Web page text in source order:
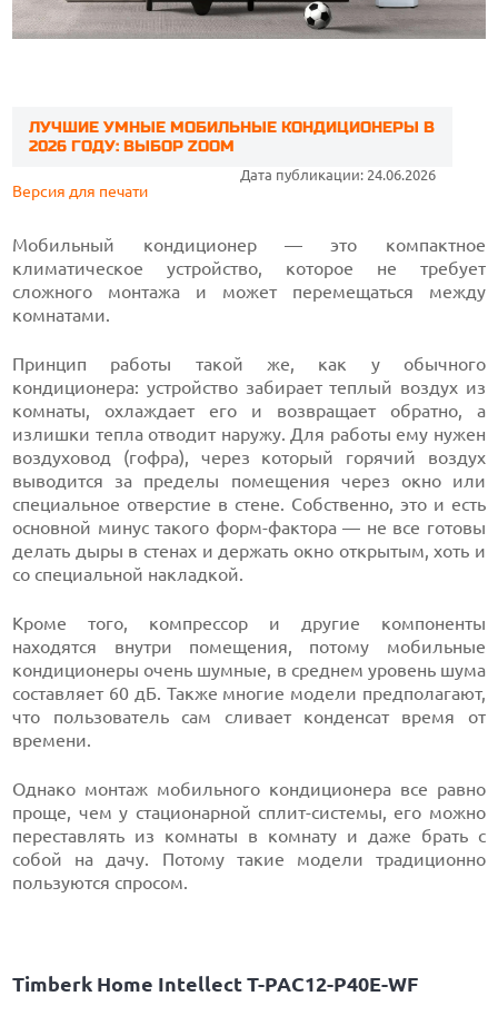
ЛУЧШИЕ УМНЫЕ МОБИЛЬНЫЕ КОНДИЦИОНЕРЫ В
2026 ГОДУ: ВЫБОР ZOOM
Дата публикации: 24.06.2026
Версия для печати
Мобильный кондиционер — это компактное
климатическое устройство, которое не требует
сложного монтажа и может перемещаться между
комнатами.
Принцип работы такой же, как у обычного
кондиционера: устройство забирает теплый воздух из
комнаты, охлаждает его и возвращает обратно, а
излишки тепла отводит наружу. Для работы ему нужен
воздуховод (гофра), через который горячий воздух
выводится за пределы помещения через окно или
специальное отверстие в стене. Собственно, это и есть
основной минус такого форм-фактора — не все готовы
делать дыры в стенах и держать окно открытым, хоть и
со специальной накладкой.
Кроме того, компрессор и другие компоненты
находятся внутри помещения, потому мобильные
кондиционеры очень шумные, в среднем уровень шума
составляет 60 дБ. Также многие модели предполагают,
что пользователь сам сливает конденсат время от
времени.
Однако монтаж мобильного кондиционера все равно
проще, чем у стационарной сплит-системы, его можно
переставлять из комнаты в комнату и даже брать с
собой на дачу. Потому такие модели традиционно
пользуются спросом.
Timberk Home Intellect T-PAC12-P40E-WF